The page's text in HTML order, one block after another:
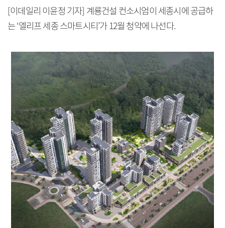
[이데일리 이윤정 기자] 계룡건설 컨소시엄이 세종시에 공급하
는 ‘엘리프 세종 스마트시티’가 12월 청약에 나선다.